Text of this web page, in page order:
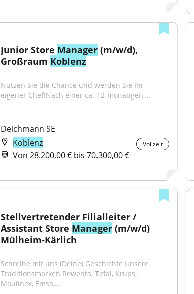
Junior Store Manager (m/w/d),
Großraum Koblenz
Nutzen Sie die Chance und werden Sie Ihr
eigener Chef!Nach einer ca. 12-monatigen,...
Deichmann SE
Koblenz
Vollzeit
Von 28.200,00 € bis 70.300,00 €
Stellvertretender Filialleiter /
Assistant Store Manager (m/w/d)
Mülheim-Kärlich
Schreibe mit uns (Deine) Geschichte Unsere
Traditionsmarken Rowenta, Tefal, Krups,
Moulinex, Emsa,...